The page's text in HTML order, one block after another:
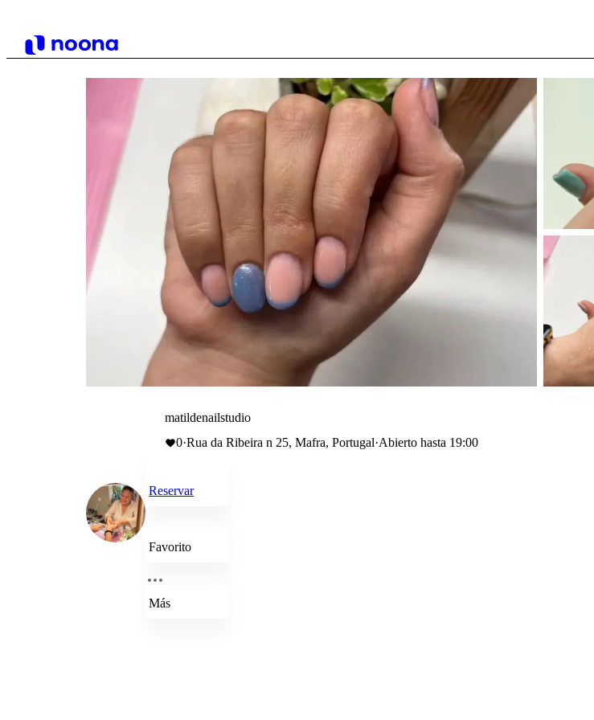
matildenailstudio
0·Rua da Ribeira n 25, Mafra, Portugal·Abierto hasta 19:00
Reservar
Favorito
Más